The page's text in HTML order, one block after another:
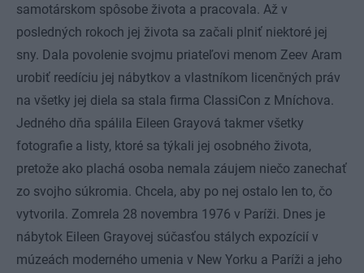
samotárskom spôsobe života a pracovala. Až v
posledných rokoch jej života sa začali plniť niektoré jej
sny. Dala povolenie svojmu priateľovi menom Zeev Aram
urobiť reedíciu jej nábytkov a vlastníkom licenčných práv
na všetky jej diela sa stala firma ClassiCon z Mníchova.
Jedného dňa spálila Eileen Grayová takmer všetky
fotografie a listy, ktoré sa týkali jej osobného života,
pretože ako plachá osoba nemala záujem niečo zanechať
zo svojho súkromia. Chcela, aby po nej ostalo len to, čo
vytvorila. Zomrela 28 novembra 1976 v Paríži. Dnes je
nábytok Eileen Grayovej súčasťou stálych expozícií v
múzeách moderného umenia v New Yorku a Paríži a jeho